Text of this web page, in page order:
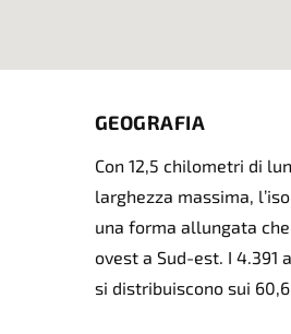
GEOGRAFIA
Con 12,5 chilometri di
larghezza massima,
una forma allungata
ovest a Sud-est. I 4.391
si distribuiscono sui